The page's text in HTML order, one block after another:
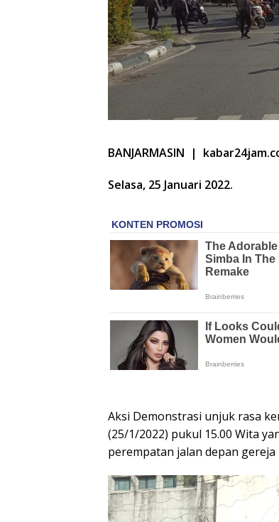
BANJARMASIN |
Selasa, 25 Januari 2022.
Aksi Demonstrasi unjuk rasa
(25/1/2022) pukul 15.00 Wita
perempatan jalan depan